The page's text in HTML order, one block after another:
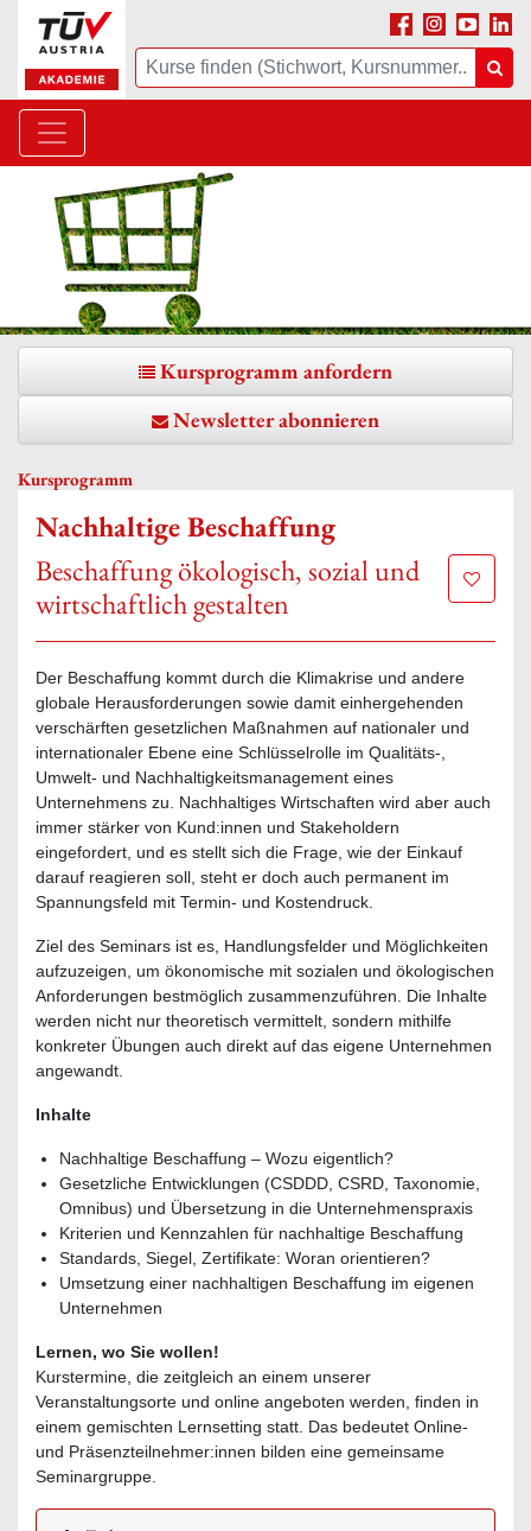
Suche
Facebook
Instagram
Youtube
Kursprogramm
Kursprogramm anfordern
Newsletter abonnieren
Nachhaltige Beschaffung
Beschaffung ökologisch, sozial und
wirtschaftlich gestalten
Zur
Der Beschaffung kommt durch die Klimakrise und andere
globale Herausforderungen sowie damit einhergehenden
verschärften gesetzlichen Maßnahmen auf nationaler und
internationaler Ebene eine Schlüsselrolle im Qualitäts-,
Umwelt- und Nachhaltigkeitsmanagement eines
Unternehmens zu. Nachhaltiges Wirtschaften wird aber auch
immer stärker von Kund:innen und Stakeholdern
eingefordert, und es stellt sich die Frage, wie der Einkauf
darauf reagieren soll, steht er doch auch permanent im
Spannungsfeld mit Termin- und Kostendruck.
Ziel des Seminars ist es, Handlungsfelder und Möglichkeiten
aufzuzeigen, um ökonomische mit sozialen und ökologischen
Anforderungen bestmöglich zusammenzuführen. Die Inhalte
werden nicht nur theoretisch vermittelt, sondern mithilfe
konkreter Übungen auch direkt auf das eigene Unternehmen
angewandt.
Inhalte
Nachhaltige Beschaffung – Wozu eigentlich?
Gesetzliche Entwicklungen (CSDDD, CSRD, Taxonomie,
Omnibus) und Übersetzung in die Unternehmenspraxis
Kriterien und Kennzahlen für nachhaltige Beschaffung
Standards, Siegel, Zertifikate: Woran orientieren?
Umsetzung einer nachhaltigen Beschaffung im eigenen
Unternehmen
Lernen, wo Sie wollen!
Kurstermine, die zeitgleich an einem unserer
Veranstaltungsorte und online angeboten werden, finden in
einem gemischten Lernsetting statt. Das bedeutet Online-
und Präsenzteilnehmer:innen bilden eine gemeinsame
Seminargruppe.